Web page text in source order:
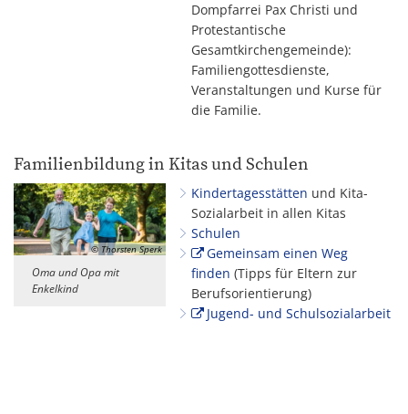
Dompfarrei Pax Christi und
Protestantische
Gesamtkirchengemeinde):
Familiengottesdienste,
Veranstaltungen und Kurse für
die Familie.
Familienbildung in Kitas und Schulen
© Thorsten Sperk
Oma und Opa mit
Enkelkind
Kindertagesstätten und Kita-
Sozialarbeit in allen Kitas
Schulen
Gemeinsam einen Weg
finden (Tipps für Eltern zur
Berufsorientierung)
Jugend- und Schulsozialarbeit